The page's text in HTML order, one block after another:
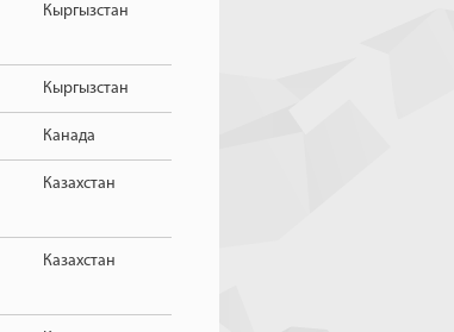
Кыргызстан
Кыргызстан
Канада
Казахстан
Казахстан